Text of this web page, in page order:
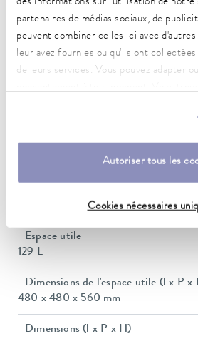
des informations sur l'utilisation de notre
partenaires de médias sociaux, de
peuvent combiner celles-ci avec
leur avez fournies ou qu'ils ont
de leurs services. Vous pouvez adapter
Autoriser tous les
Cookies nécessaires
Caractéristiques
Plage de température de
-40 ... 0 °C
Temperature_homogeneity
Espace utile
129 L
Dimensions de l'espace utile (l x P x
480 x 480 x 560 mm
Dimensions (l x P x H)